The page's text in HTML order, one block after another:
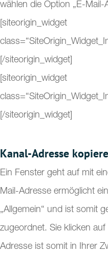
wählen die Option „E-Mail-
[siteorigin_widget
[/siteorigin_widget]
[siteorigin_widget
[/siteorigin_widget]
Kanal-Adresse
Ein Fenster geht auf mit
Mail-Adresse ermöglicht
„Allgemein“ und ist somit
zugeordnet. Sie klicken
Adresse ist somit in Ihrer